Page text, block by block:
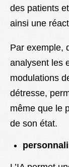
des patients
ainsi une
Par exemple,
analysent les
modulations
détresse,
même que le
de son état.